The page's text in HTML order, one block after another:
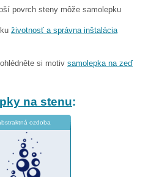
povrch steny môže samolepku
životnosť a správna inštalácia
si motiv samolepka na zeď
na stenu:
ozdoba